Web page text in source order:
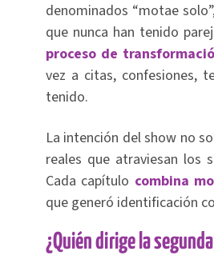
denominados “motae
que nunca han tenido
proceso de
vez a citas, confesiones,
tenido.
La intención del show no
reales que atraviesan los
Cada capítulo combina
que generó identificación
¿Quién dirige la